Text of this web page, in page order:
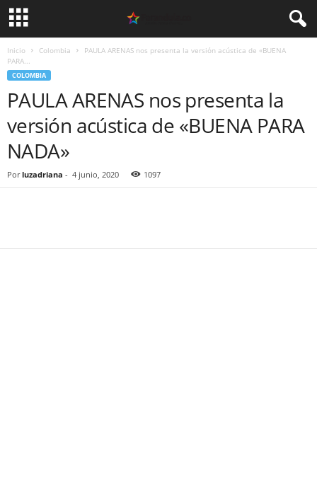
Inicio Colombia
PAULA ARENAS nos presenta la versión acústica de «BUENA
PARA...
COLOMBIA
PAULA ARENAS nos presenta la
versión acústica de «BUENA PARA
NADA»
Por luzadriana - 4 junio, 2020 1097